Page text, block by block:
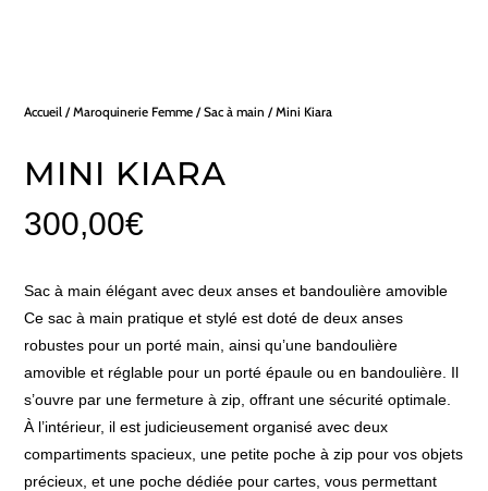
Accueil /Maroquinerie Femme /Sac à main / Mini Kiara
MINI KIARA
300,00€
Sac à main élégant avec deux anses et bandoulière amovible
Ce sac à main pratique et stylé est doté de deux anses
robustes pour un porté main, ainsi qu’une bandoulière
amovible et réglable pour un porté épaule ou en bandoulière. Il
s’ouvre par une fermeture à zip, offrant une sécurité optimale.
À l’intérieur, il est judicieusement organisé avec deux
compartiments spacieux, une petite poche à zip pour vos objets
précieux, et une poche dédiée pour cartes, vous permettant